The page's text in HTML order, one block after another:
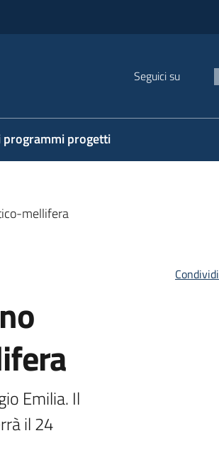
Seguici su
programmi progetti
mellifera
Emilia. Il
il 24
Condividi